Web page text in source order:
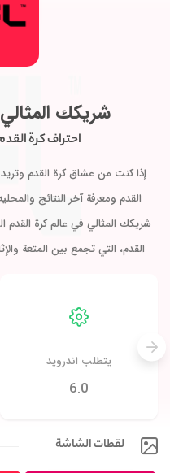
شريكك
احتراف كرة
إذا كنت من عشاق كرة القدم وتريد
القدم ومعرفة آخر النتائج
شريكك المثالي في عالم كرة القدم
القدم، التي تجمع بين المتعة
يتطلب اندرويد
6.0
لقطات الشاشة